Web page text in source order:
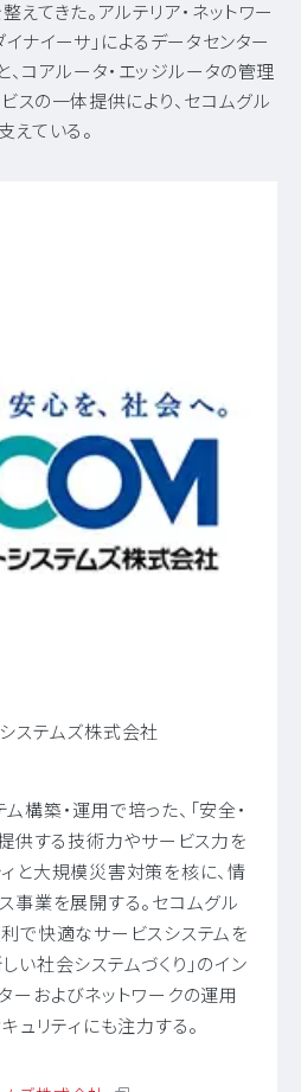
てきた。アルテリア・ネットワー
ナイーサ」によるデータセンター
、コアルータ・エッジルータの管理
スの一体提供により、セコムグル
えている。
ステムズ株式会社
構築・運用で培った、「安全・
供する技術力やサービス力を
と大規模災害対策を核に、情
事業を展開する。セコムグル
で快適なサービスシステムを
い社会システムづくり」のイン
ーおよびネットワークの運用
ュリティにも注力する。